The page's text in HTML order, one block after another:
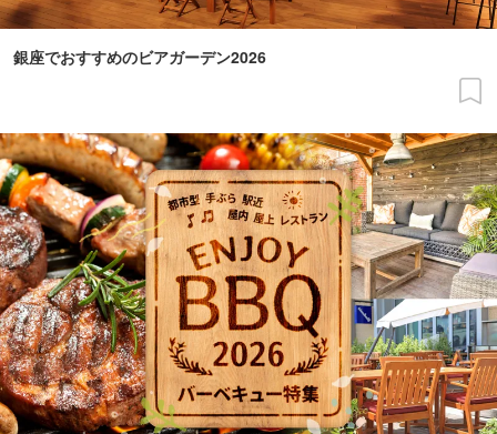
銀座でおすすめのビアガーデン2026